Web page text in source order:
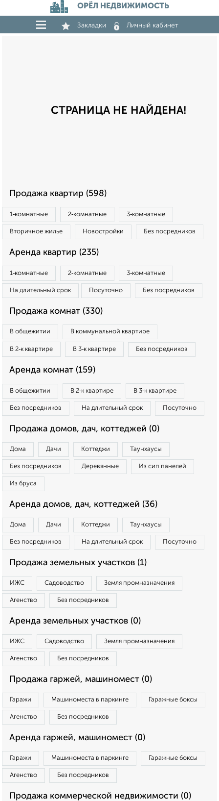
ОРЁЛ НЕДВИЖИМОСТЬ
Закладки Личный кабинет
СТРАНИЦА НЕ НАЙДЕНА!
Продажа квартир (598)
1‑комнатные 2‑комнатные 3‑комнатные
Вторичное жилье Новостройки Без посредников
Аренда квартир (235)
1‑комнатные 2‑комнатные 3‑комнатные
На длительный срок Посуточно Без посредников
Продажа комнат (330)
В общежитии В коммунальной квартире
В 2‑к квартире В 3‑к квартире Без посредников
Аренда комнат (159)
В общежитии В 2‑к квартире В 3‑к квартире
Без посредников На длительный срок Посуточно
Продажа домов, дач, коттеджей (0)
Дома Дачи Коттеджи Таунхаусы
Без посредников Деревянные Из сип панелей
Из бруса
Аренда домов, дач, коттеджей (36)
Дома Дачи Коттеджи Таунхаусы
Без посредников На длительный срок Посуточно
Продажа земельных участков (1)
ИЖС Садоводство Земля промназначения
Агенство Без посредников
Аренда земельных участков (0)
ИЖС Садоводство Земля промназначения
Агенство Без посредников
Продажа гаржей, машиномест (0)
Гаражи Машиноместа в паркинге Гаражные боксы
Агенство Без посредников
Аренда гаржей, машиномест (0)
Гаражи Машиноместа в паркинге Гаражные боксы
Агенство Без посредников
Продажа коммерческой недвижимости (0)